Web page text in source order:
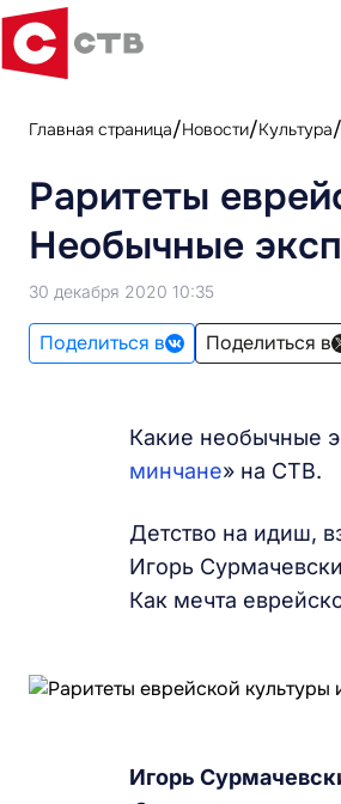
Главная страница Новости Культура
Раритеты
Необычные
30 декабря 2020 10:35
Поделиться в Поделиться в
Какие необычные
минчане» на СТВ.
Детство на идиш,
Игорь
Как мечта
Игорь